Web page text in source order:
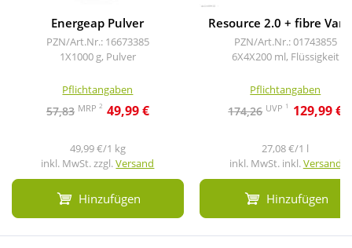
Energeap Pulver
PZN/Art.Nr.: 16673385
1X1000 g, Pulver
Pflichtangaben
57,83 MRP 2 49,99 €
49,99 €/1 kg
inkl. MwSt. zzgl.Versand
Hinzufügen
Resource 2.0 + fibre
PZN/Art.Nr.: 01743855
6X4X200 ml, Flüssigkeit
Pflichtangaben
174,26 UVP 1 129,99 €
27,08 €/1 l
inkl. MwSt. inkl.Versand
Hinzufügen